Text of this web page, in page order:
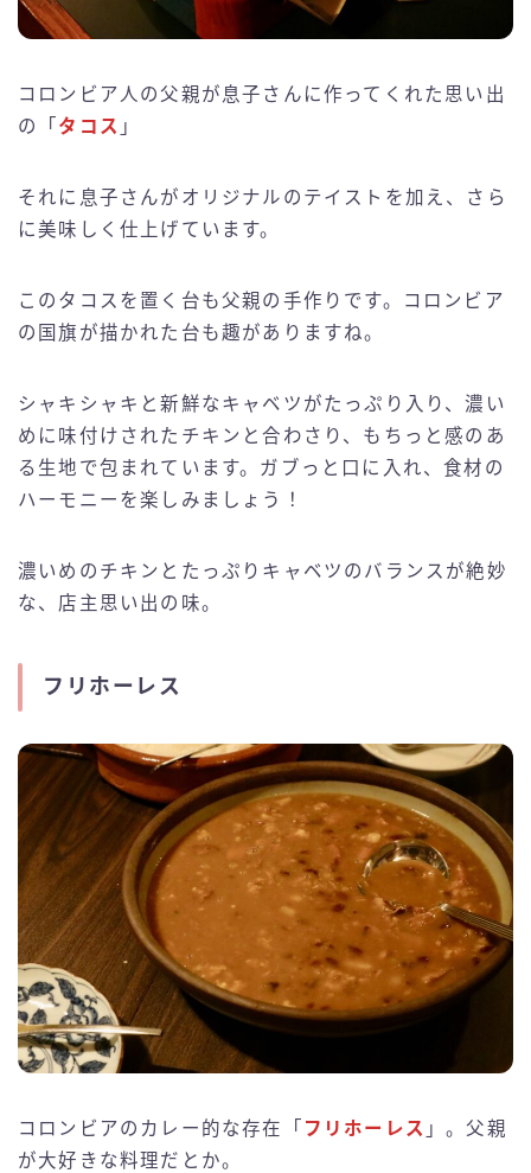
コロンビア人の父親が息子さんに作ってくれた思い出
の「 タコス 」
それに息子さんがオリジナルのテイストを加え、さら
に美味しく仕上げています。
このタコスを置く台も父親の手作りです。コロンビア
の国旗が描かれた台も趣がありますね。
シャキシャキと新鮮なキャベツがたっぷり入り、濃い
めに味付けされたチキンと合わさり、もちっと感のあ
る生地で包まれています。ガブっと口に入れ、食材の
ハーモニーを楽しみましょう！
濃いめのチキンとたっぷりキャベツのバランスが絶妙
な、店主思い出の味。
フリホーレス
コロンビアのカレー的な存在「 フリホーレス 」。父親
が大好きな料理だとか。